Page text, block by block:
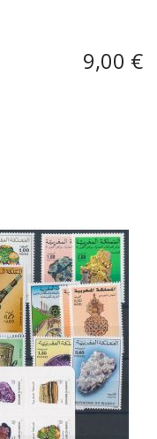
9,00 €